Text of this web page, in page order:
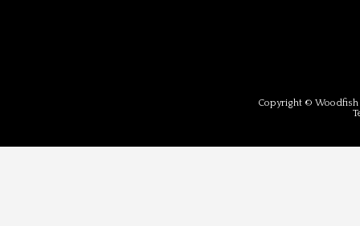
Copyright © Woodfish